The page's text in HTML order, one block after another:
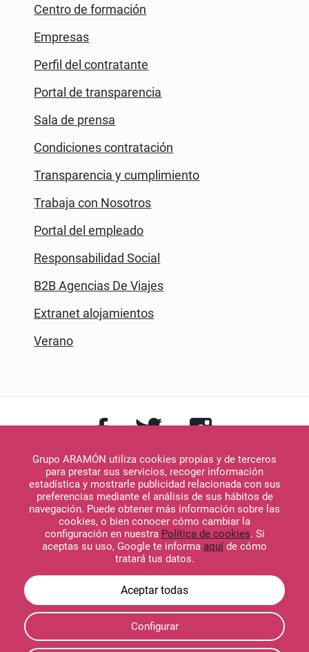
Grupo ARAMÓN utiliza cookies propias y de terceros
para prestar sus servicios, recoger información
estadística y mostrarle publicidad relacionada con sus
preferencias mediante el análisis de sus hábitos de
navegación. Puede obtener más información sobre las
cookies, o bien conocer cómo cambiar la
configuración en nuestra Política de cookies. Si
aceptas su uso, Google te informa aquí de cómo
tratará tus datos.
Configurar
Centro de formación
Empresas
Perfil del contratante
Portal de transparencia
Sala de prensa
Condiciones contratación
Transparencia y cumplimiento
Trabaja con Nosotros
Portal del empleado
Responsabilidad Social
B2B Agencias De Viajes
Extranet alojamientos
Verano
Descargar en
App Store
Descargar en
Google Play